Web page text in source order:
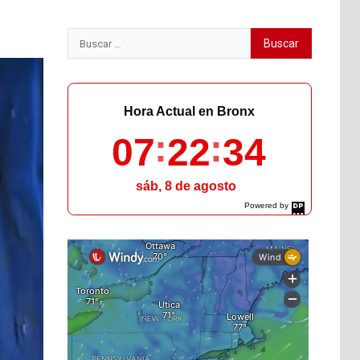
Buscar:
Powered by
DaysPedia.com
Hora Actual en Bronx
07 22 36
sáb, 8 de agosto